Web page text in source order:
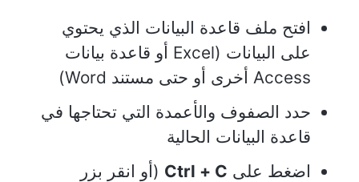
افتح ملف قاعدة البيانات الذي يحتوي
على البيانات (Excel أو قاعدة بيانات
Access أخرى أو حتى مستند Word)
حدد الصفوف والأعمدة التي تحتاجها في
قاعدة البيانات الحالية
اضغط على Ctrl + C (أو انقر بزر